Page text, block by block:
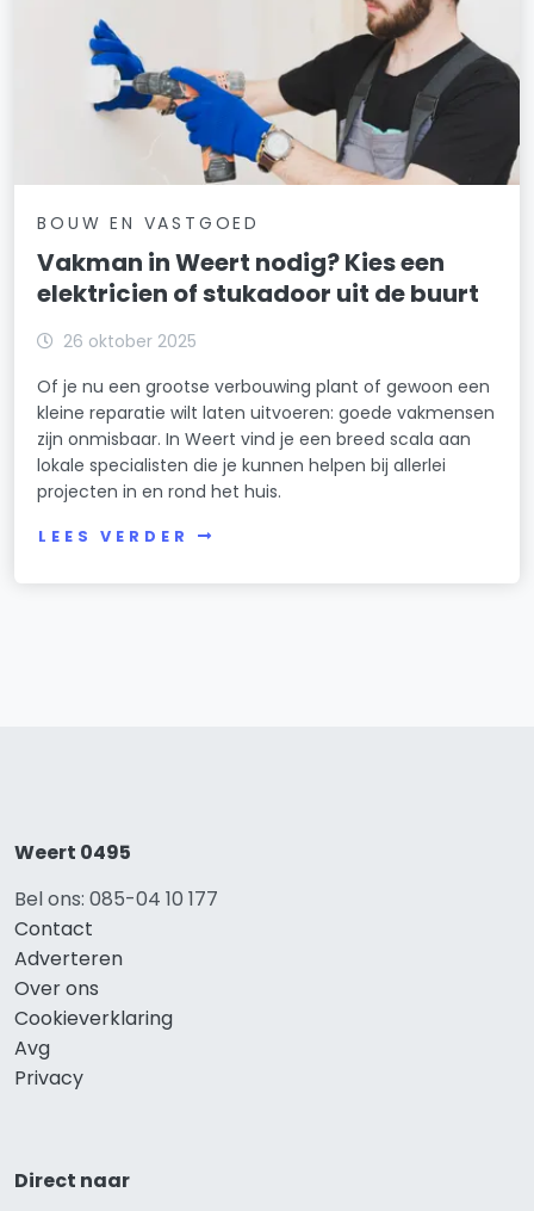
BOUW EN VASTGOED
Vakman in Weert nodig? Kies een
elektricien of stukadoor uit de buurt
26 oktober 2025
Of je nu een grootse verbouwing plant of gewoon een
kleine reparatie wilt laten uitvoeren: goede vakmensen
zijn onmisbaar. In Weert vind je een breed scala aan
lokale specialisten die je kunnen helpen bij allerlei
projecten in en rond het huis.
LEES VERDER
Weert 0495
Bel ons: 085-04 10 177
Contact
Adverteren
Over ons
Cookieverklaring
Avg
Privacy
Direct naar